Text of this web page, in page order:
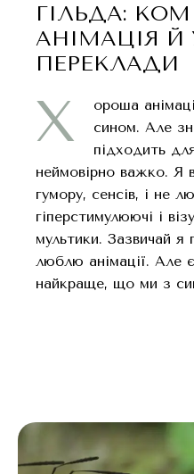
ГІЛЬДА:
АНІМАЦІЯ Й
ПЕРЕКЛАДИ
Х
ороша
сином. Але
підходить
неймовірно важко. Я
гумору, сенсів, і не
гіперстимулюючі і
мультики. Зазвичай
люблю анімації. Але
найкраще, що ми з